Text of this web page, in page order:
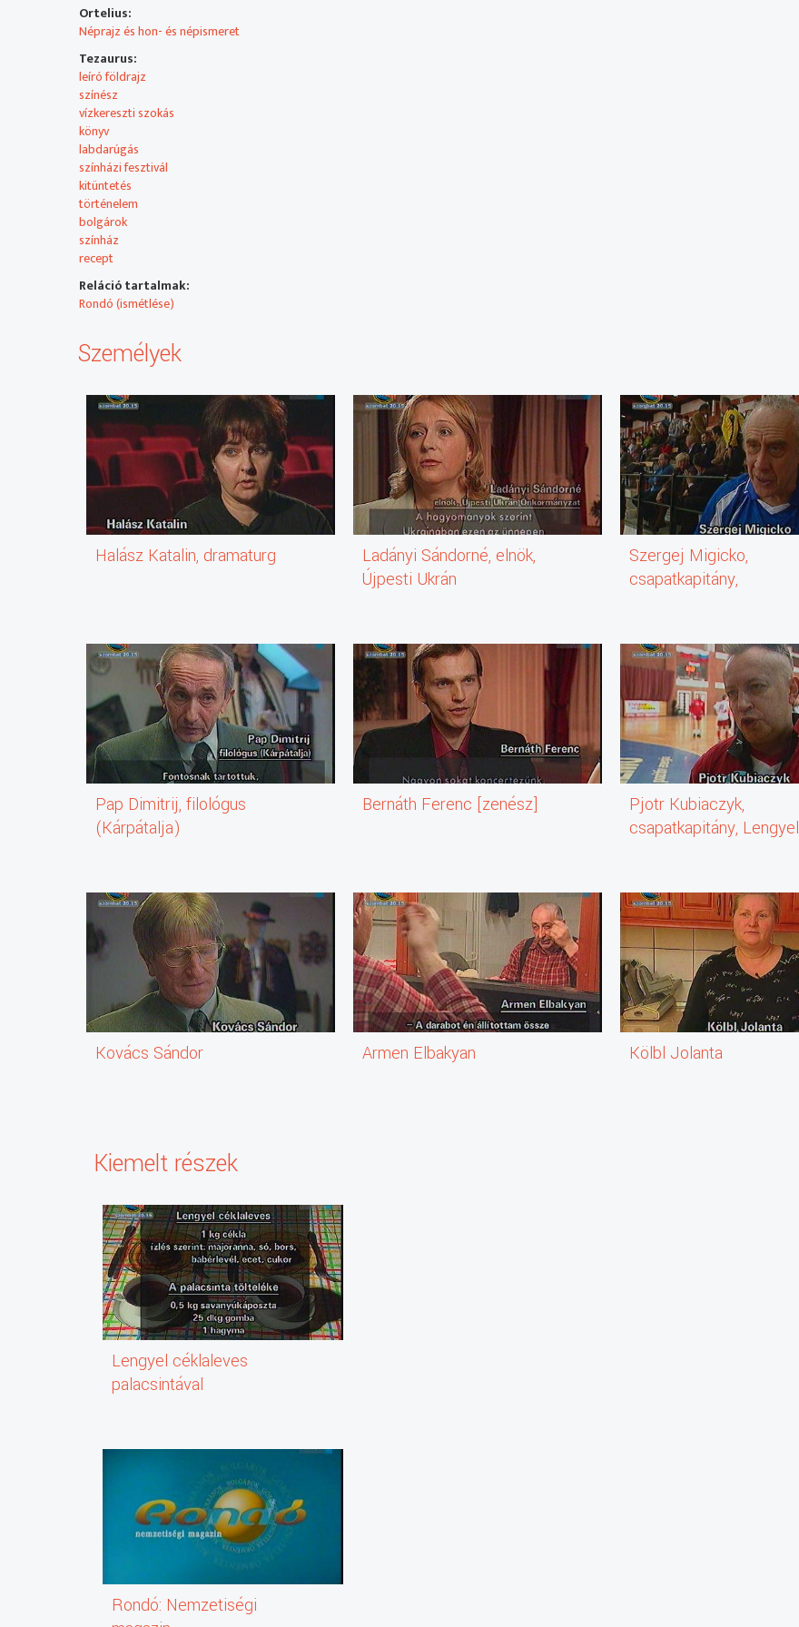
- Látogatóban a szegedi bolgároknál
MEGSZÓLALÓ: Farkas-Baráthi Mónika, elnök, Bolgár Baráti Társaság; Halasi Barbara, elnök, Szegedi Bolgár Önkormányzat
Ortelius:
Néprajz és hon- és népismeret
Tezaurus:
leíró földrajz
színész
vízkereszti szokás
könyv
labdarúgás
színházi fesztivál
kitüntetés
történelem
bolgárok
színház
recept
Reláció tartalmak:
Rondó (ismétlése)
Személyek
Halász Katalin, dramaturg
Pap Dimitrij, filológus
(Kárpátalja)
Kovács Sándor
Ladányi Sándorné, elnök,
Újpesti Ukrán
Bernáth Ferenc [zenész]
Armen Elbakyan
Szergej Migicko,
csapatkapitány,
Pjotr Kubiaczyk,
csapatkapitány, Lengyel
Kölbl Jolanta
Kiemelt részek
Lengyel céklaleves
palacsintával
Rondó: Nemzetiségi